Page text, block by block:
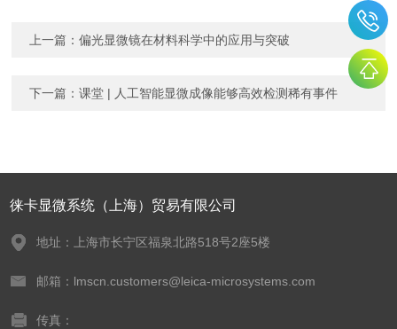
上一篇：偏光显微镜在材料科学中的应用与突破
下一篇：课堂 | 人工智能显微成像能够高效检测稀有事件
徕卡显微系统（上海）贸易有限公司
地址：上海市长宁区福泉北路518号2座5楼
邮箱：lmscn.customers@leica-microsystems.com
传真：